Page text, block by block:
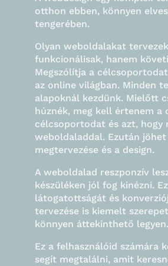
otthon ebben, könnyen
tengerében.
Olyan weboldalakat
funkcionálisak, hanem
Megszólítja a
az online világban. Minden
alapoknál kezdünk. Mielőtt
húznék, meg kell értenem a
célcsoportodat és azt, hogy
weboldaladdal. Ezután
megtervezése és a design.
A weboldalad reszponzív
készüléken jól fog kinézni.
látogatottságát és
tervezése is kiemelt
könnyen áttekinthető legyen.
Ez a felhasználóid számára
segít megtalálni, amit